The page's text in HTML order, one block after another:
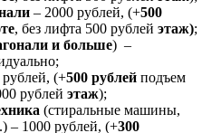
– 2000 рублей, (+500
, без лифта 500 рублей этаж);
и больше) –
(+500 рублей подъем
рублей этаж);
(стиральные машины,
– 1000 рублей, (+300